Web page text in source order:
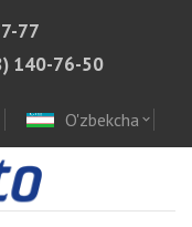
77
140-76-50
O'zbekcha expand_more